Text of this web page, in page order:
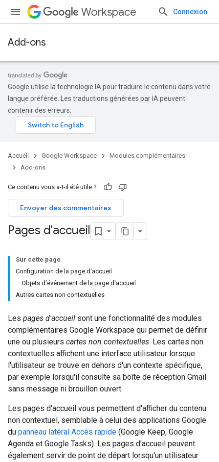
Workspace Connexion
Add-ons
Google utilise la technologie IA pour traduire le contenu dans votre
langue préférée. Les traductions générées par IA peuvent
contenir des erreurs.
Accueil Google Workspace
Modules complémentaires
Add-ons
Ce contenu vous a-t-il été utile ?
Envoyer des commentaires
Pages d'accueil
Sur cette page
Configuration de la page d'accueil
Objets d'événement de la page d'accueil
Autres cartes non contextuelles
Les pages d'accueil sont une fonctionnalité des modules
complémentaires Google Workspace qui permet de définir
une ou plusieurs cartes non contextuelles. Les cartes non
contextuelles affichent une interface utilisateur lorsque
l'utilisateur se trouve en dehors d'un contexte spécifique,
par exemple lorsqu'il consulte sa boîte de réception Gmail
sans message ni brouillon ouvert.
Les pages d'accueil vous permettent d'afficher du contenu
non contextuel, semblable à celui des applications Google
du panneau latéral Accès rapide (Google Keep, Google
Agenda et Google Tasks). Les pages d'accueil peuvent
également servir de point de départ lorsqu'un utilisateur